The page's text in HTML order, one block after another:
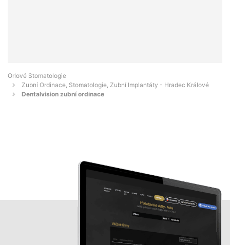
Orlové Stomatologie
Zubní Ordinace, Stomatologie, Zubní Implantáty - Hradec Králové
Dentalvision zubní ordinace